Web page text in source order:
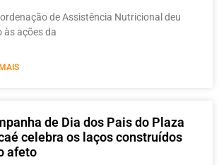
de Assistência Nutricional deu
às ações da
de Dia dos Pais do Plaza
celebra os laços construídos
afeto